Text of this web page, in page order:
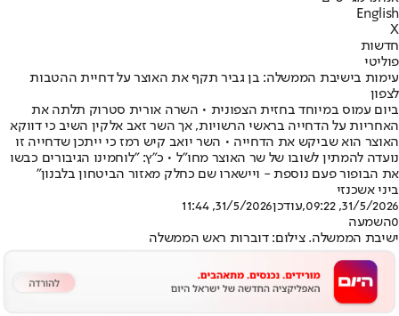
English
X
חדשות
פוליטי
עימות בישיבת הממשלה: בן גביר תקף את האוצר על דחיית ההטבות
לצפון
ביום עמוס במיוחד בחזית הצפונית • השרה אורית סטרוק תלתה את
האחריות על הדחייה בראשי הרשויות, אך השר זאב אלקין השיב כי דווקא
האוצר הוא שביקש את הדחייה • השר יואב קיש רמז כי ייתכן שדחייה זו
נועדה להמתין לשובו של שר האוצר מחו"ל • כ"ץ: "לוחמינו הגיבורים כבשו
את הבופור פעם נוספת - ויישארו שם כחלק מאזור הביטחון בלבנון"
ביני אשכנזי
31/5/2026, 09:22
,עודכן31/5/2026, 11:44
0השמעה
ישיבת הממשלה. צילום: דוברות ראש הממשלה